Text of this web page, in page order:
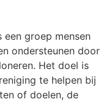
een groep mensen
ondersteunen door
Het doel is
te helpen bij
of doelen, de